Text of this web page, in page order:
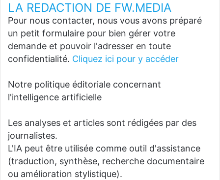
LA REDACTION DE FW.MEDIA
Pour nous contacter, nous vous avons préparé
un petit formulaire pour bien gérer votre
demande et pouvoir l'adresser en toute
confidentialité. Cliquez ici pour y accéder
Notre politique éditoriale concernant
l'intelligence artificielle
Les analyses et articles sont rédigées par des
journalistes.
L'IA peut être utilisée comme outil d'assistance
(traduction, synthèse, recherche documentaire
ou amélioration stylistique).